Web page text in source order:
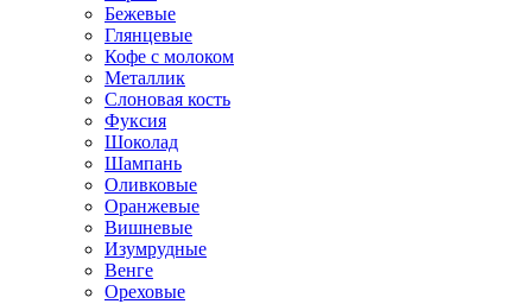
Бежевые
Глянцевые
Кофе с молоком
Металлик
Слоновая кость
Фуксия
Шоколад
Шампань
Оливковые
Оранжевые
Вишневые
Изумрудные
Венге
Ореховые